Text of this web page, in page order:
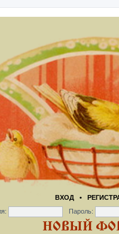
ВХОД•
Пароль:
НОВЫЙ